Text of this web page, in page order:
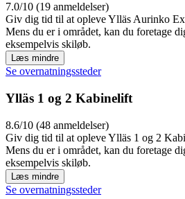
7.0/10 (19 anmeldelser)
Giv dig tid til at opleve Ylläs Aurinko
Mens du er i området, kan du foretage
eksempelvis skiløb.
Læs mindre
Se overnatningssteder
Ylläs 1 og 2 Kabinelift
8.6/10 (48 anmeldelser)
Giv dig tid til at opleve Ylläs 1 og 2
Mens du er i området, kan du foretage
eksempelvis skiløb.
Læs mindre
Se overnatningssteder